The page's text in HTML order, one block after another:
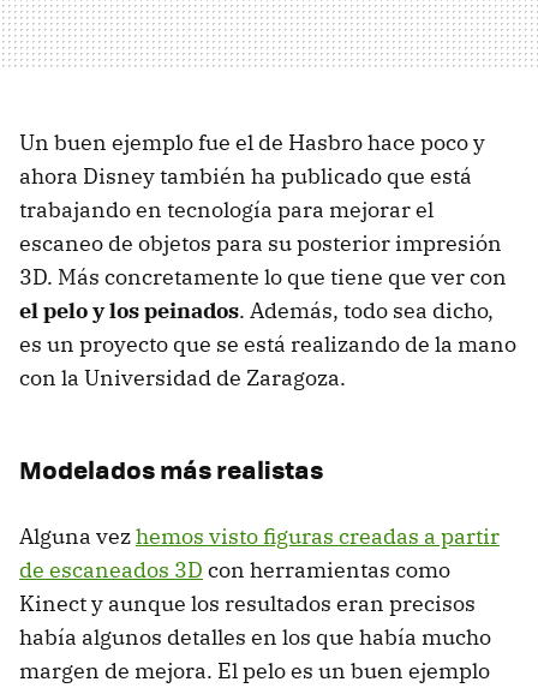
Un buen ejemplo fue el de Hasbro hace poco y
ahora Disney también ha publicado que está
trabajando en tecnología para mejorar el
escaneo de objetos para su posterior impresión
3D. Más concretamente lo que tiene que ver con
el pelo y los peinados. Además, todo sea dicho,
es un proyecto que se está realizando de la mano
con la Universidad de Zaragoza.
Modelados más realistas
Alguna vezhemos visto figuras creadas a partir
de escaneados 3D con herramientas como
Kinect y aunque los resultados eran precisos
había algunos detalles en los que había mucho
margen de mejora. El pelo es un buen ejemplo